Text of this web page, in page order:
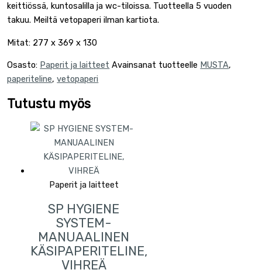
keittiössä, kuntosalilla ja wc-tiloissa. Tuotteella 5 vuoden
takuu. Meiltä vetopaperi ilman kartiota.
Mitat: 277 x 369 x 130
Osasto: Paperit ja laitteet Avainsanat tuotteelle MUSTA,
paperiteline,vetopaperi
Tutustu myös
Paperit ja laitteet
SP HYGIENE
SYSTEM-
MANUAALINEN
KÄSIPAPERITELINE,
VIHREÄ